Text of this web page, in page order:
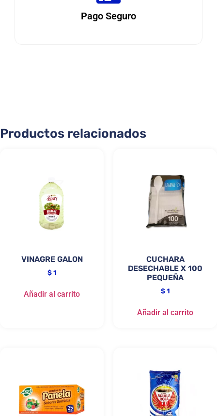
Pago Seguro
Productos relacionados
VINAGRE GALON
$1
Añadir al carrito
CUCHARA
DESECHABLE X 100
PEQUEÑA
$1
Añadir al carrito